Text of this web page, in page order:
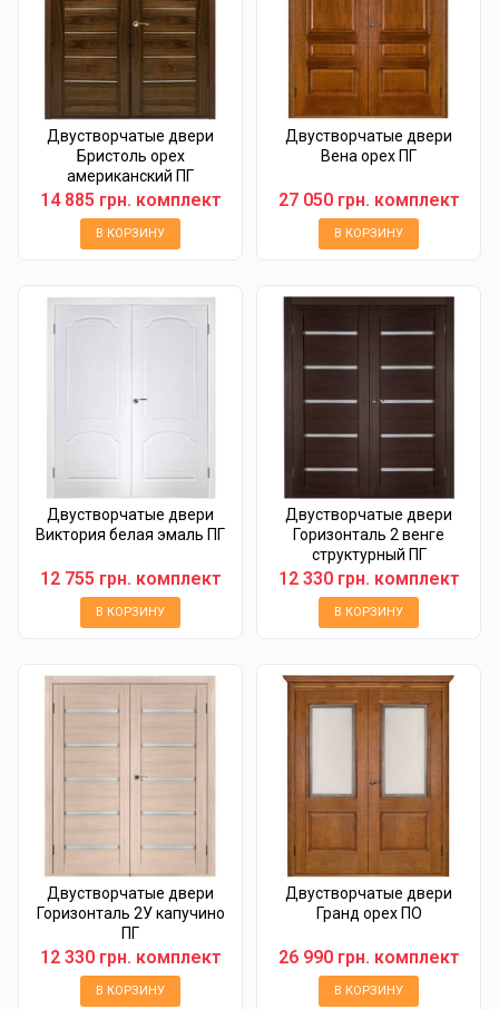
Двустворчатые двери
Бристоль орех
американский ПГ
14 885 грн. комплект
В КОРЗИНУ
Двустворчатые двери
Вена орех ПГ
27 050 грн. комплект
В КОРЗИНУ
Двустворчатые двери
Виктория белая эмаль ПГ
12 755 грн. комплект
В КОРЗИНУ
Двустворчатые двери
Горизонталь 2 венге
структурный ПГ
12 330 грн. комплект
В КОРЗИНУ
Двустворчатые двери
Горизонталь 2У капучино
ПГ
12 330 грн. комплект
В КОРЗИНУ
Двустворчатые двери
Гранд орех ПО
26 990 грн. комплект
В КОРЗИНУ